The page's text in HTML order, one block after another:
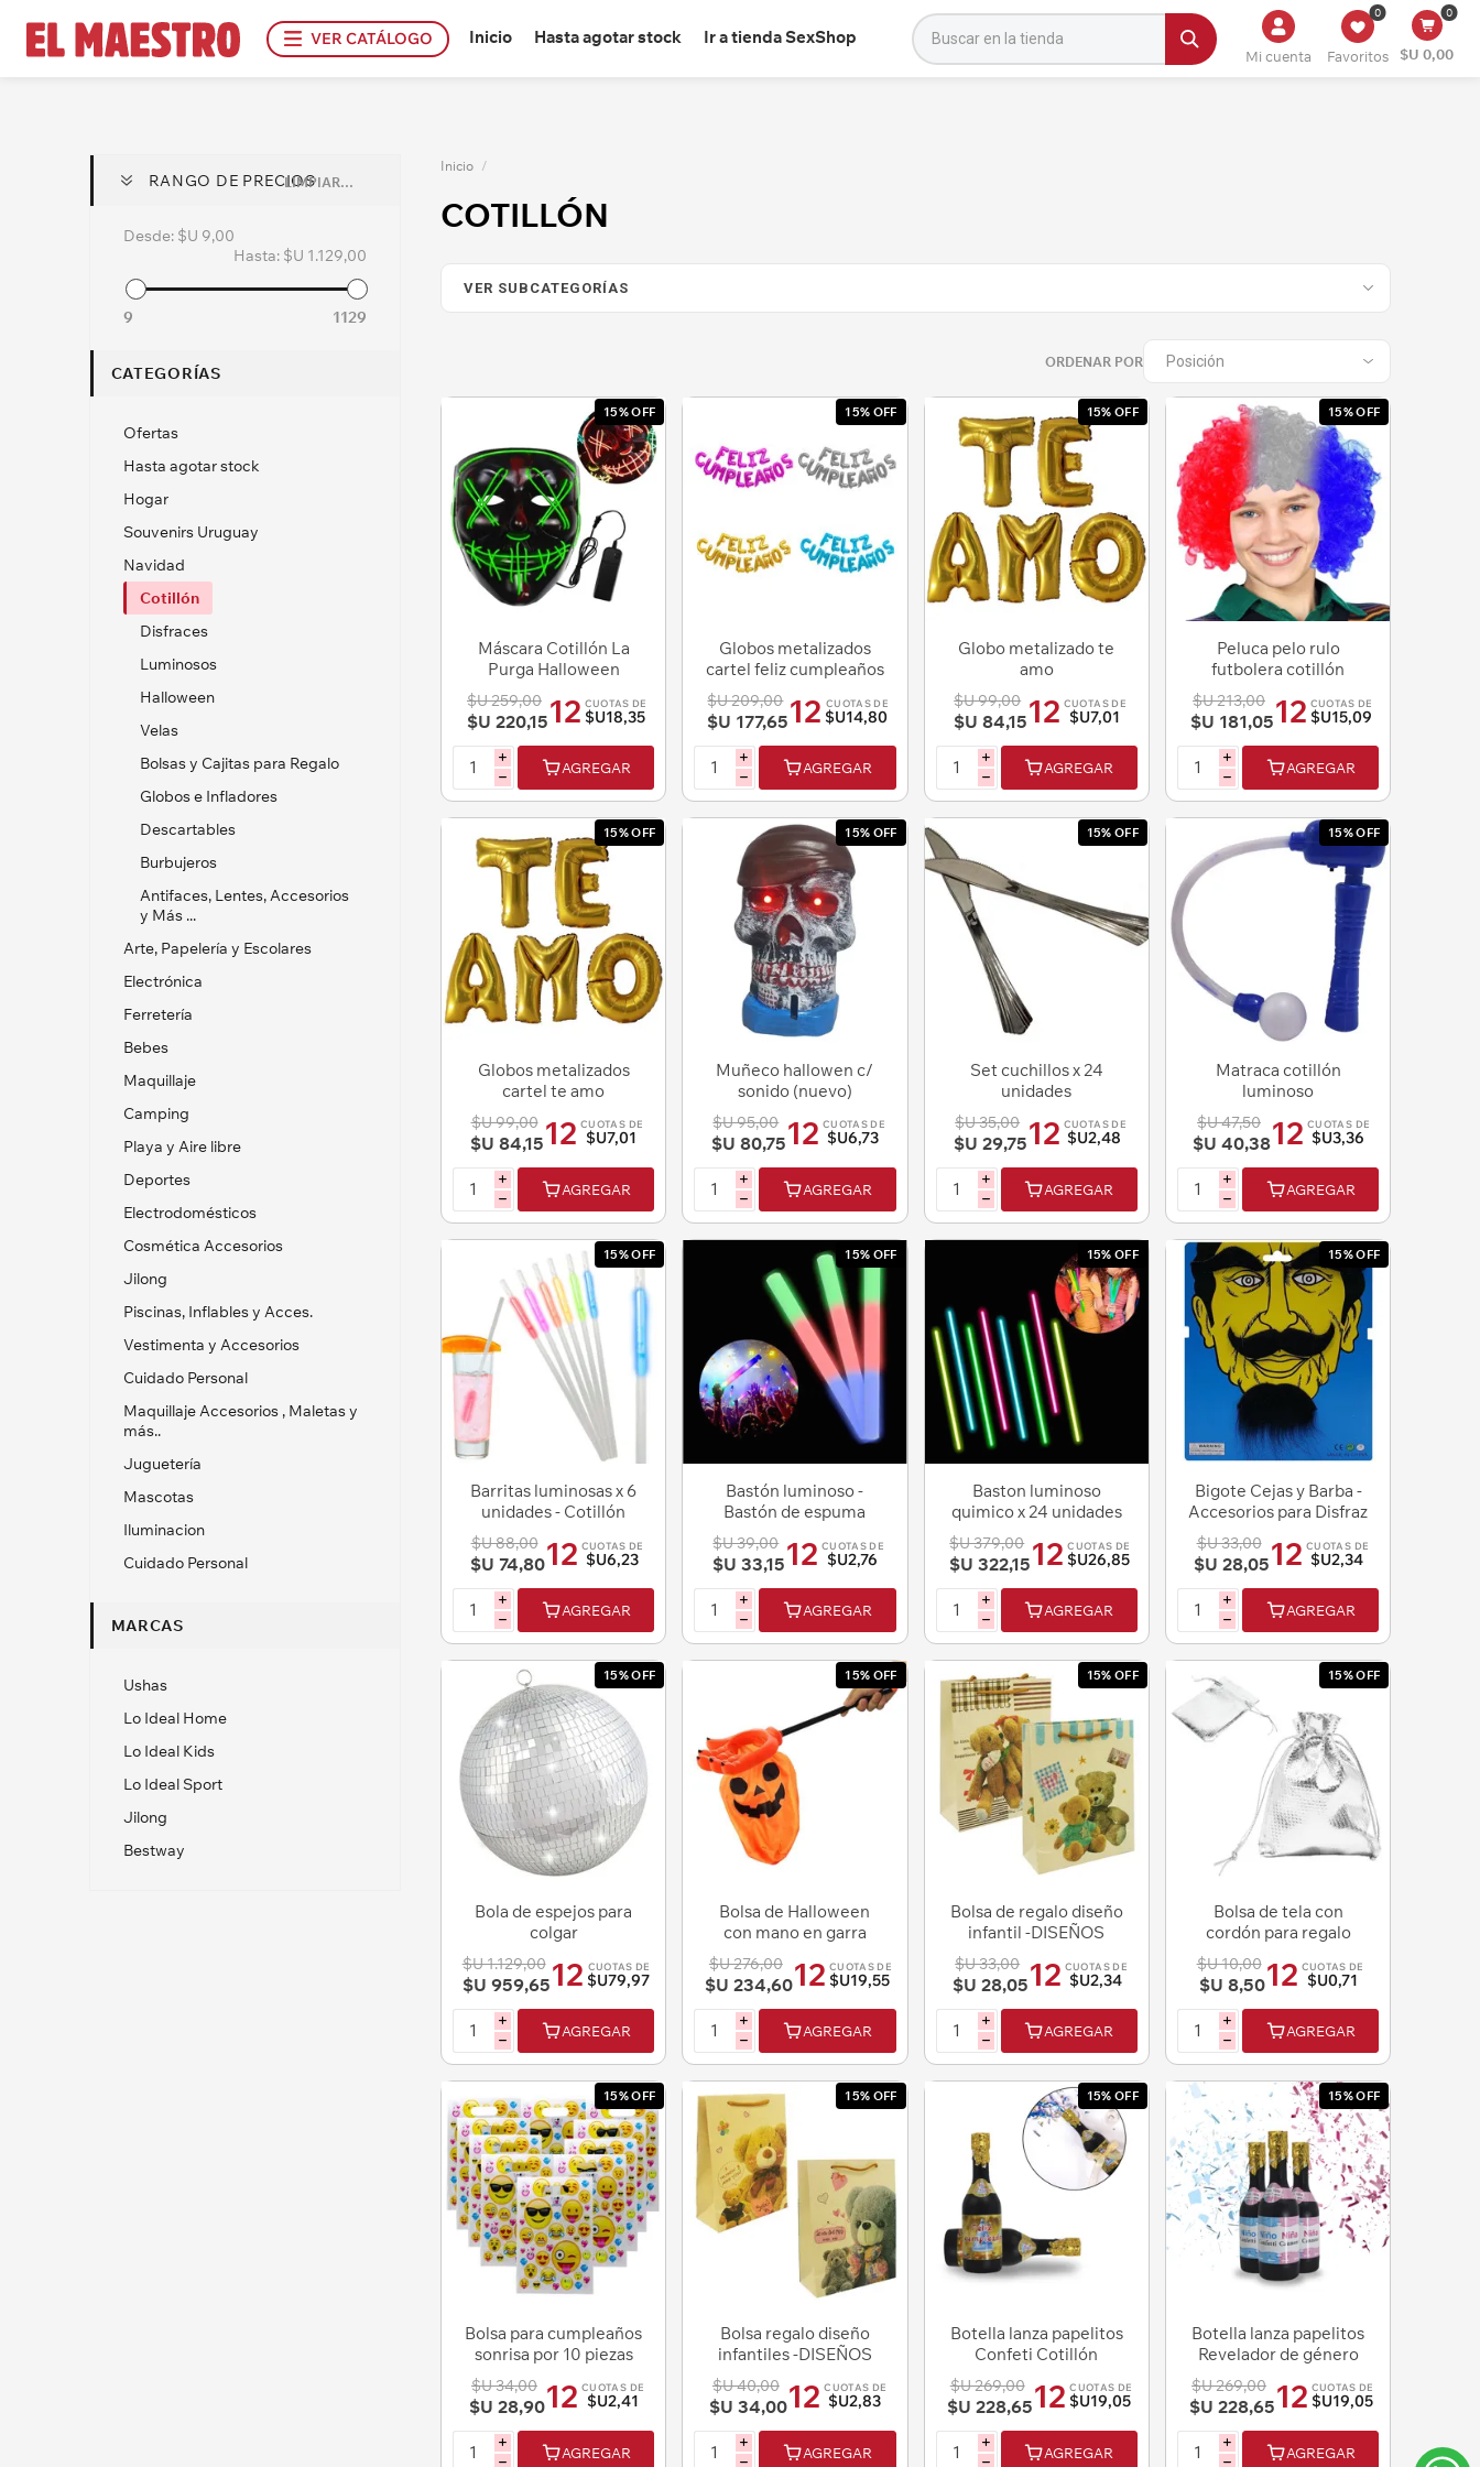
VER CATÁLOGO Inicio Hasta agotar stock Ir a tienda SexShop
Mi cuenta Favoritos
0 0
$U 0,00
Inicio /
COTILLÓN
ORDENAR POR
15% OFF
Máscara Cotillón La
Purga Halloween
Disfraz Máscara con
Luz
$U 259,00
$U 220,1512 CUOTAS DE
$U18,35
i
h
AGREGAR
15% OFF
Globos metalizados
cartel feliz cumpleaños
decoración fiestas
$U 209,00
$U 177,6512 CUOTAS DE
$U14,80
i
h
AGREGAR
15% OFF
Globo metalizado te
amo
$U 99,00
$U 84,1512 CUOTAS DE
$U7,01
i
h
AGREGAR
15% OFF
Peluca pelo rulo
futbolera cotillón
$U 213,00
$U 181,0512 CUOTAS DE
$U15,09
i
h
AGREGAR
15% OFF
Globos metalizados
cartel te amo
$U 99,00
$U 84,1512 CUOTAS DE
$U7,01
i
h
AGREGAR
15% OFF
Muñeco hallowen c/
sonido (nuevo)
$U 95,00
$U 80,7512 CUOTAS DE
$U6,73
i
h
AGREGAR
15% OFF
Set cuchillos x 24
unidades
$U 35,00
$U 29,7512 CUOTAS DE
$U2,48
i
h
AGREGAR
15% OFF
Matraca cotillón
luminoso
$U 47,50
$U 40,3812 CUOTAS DE
$U3,36
i
h
AGREGAR
15% OFF
Barritas luminosas x 6
unidades - Cotillón
luminoso
$U 88,00
$U 74,8012 CUOTAS DE
$U6,23
i
h
AGREGAR
15% OFF
Bastón luminoso -
Bastón de espuma
Cotillón luminoso
$U 39,00
$U 33,1512 CUOTAS DE
$U2,76
i
h
AGREGAR
15% OFF
Baston luminoso
quimico x 24 unidades
cotillon luminoso
$U 379,00
$U 322,1512 CUOTAS DE
$U26,85
i
h
AGREGAR
15% OFF
Bigote Cejas y Barba -
Accesorios para Disfraz
$U 33,00
$U 28,0512 CUOTAS DE
$U2,34
i
h
AGREGAR
15% OFF
Bola de espejos para
colgar
$U 1.129,00
$U 959,6512 CUOTAS DE
$U79,97
i
h
AGREGAR
15% OFF
Bolsa de Halloween
con mano en garra
Cotillón
$U 276,00
$U 234,6012 CUOTAS DE
$U19,55
i
h
AGREGAR
15% OFF
Bolsa de regalo diseño
infantil -DISEÑOS
SURTIDOS
$U 33,00
$U 28,0512 CUOTAS DE
$U2,34
i
h
AGREGAR
15% OFF
Bolsa de tela con
cordón para regalo
$U 10,00
$U 8,5012 CUOTAS DE
$U0,71
i
h
AGREGAR
15% OFF
Bolsa para cumpleaños
sonrisa por 10 piezas
$U 34,00
$U 28,9012 CUOTAS DE
$U2,41
i
h
AGREGAR
15% OFF
Bolsa regalo diseño
infantiles -DISEÑOS
$U 40,00
$U 34,0012 CUOTAS DE
$U2,83
i
h
AGREGAR
15% OFF
Botella lanza papelitos
Confeti Cotillón
$U 269,00
$U 228,6512 CUOTAS DE
$U19,05
i
h
AGREGAR
15% OFF
Botella lanza papelitos
Revelador de género
$U 269,00
$U 228,6512 CUOTAS DE
$U19,05
i
h
AGREGAR
LIMPIAR TODO
RANGO DE PRECIOS
Desde: $U 9,00
Hasta: $U 1.129,00
9 1129
CATEGORÍAS
Ofertas
Hasta agotar stock
Hogar
Souvenirs Uruguay
Navidad
Cotillón
Disfraces
Luminosos
Halloween
Velas
Bolsas y Cajitas para Regalo
Globos e Infladores
Descartables
Burbujeros
Antifaces, Lentes, Accesorios
y Más ...
Arte, Papelería y Escolares
Electrónica
Ferretería
Bebes
Maquillaje
Camping
Playa y Aire libre
Deportes
Electrodomésticos
Cosmética Accesorios
Jilong
Piscinas, Inflables y Acces.
Vestimenta y Accesorios
Cuidado Personal
Maquillaje Accesorios , Maletas y
más..
Juguetería
Mascotas
Iluminacion
Cuidado Personal
MARCAS
Ushas
Lo Ideal Home
Lo Ideal Kids
Lo Ideal Sport
Jilong
Bestway